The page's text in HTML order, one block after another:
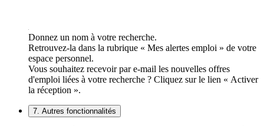
Donnez un nom à votre recherche.
Retrouvez-la dans la rubrique « Mes alertes emploi » de votre
espace personnel.
Vous souhaitez recevoir par e-mail les nouvelles offres
d'emploi liées à votre recherche ? Cliquez sur le lien « Activer
la réception ».
7. Autres fonctionnalités